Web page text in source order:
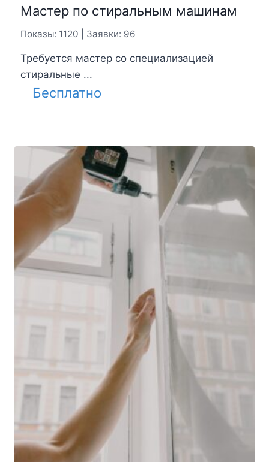
Мастер по стиральным машинам
Показы: 1120 | Заявки: 96
Требуется мастер со специализацией
стиральные ...
Бесплатно